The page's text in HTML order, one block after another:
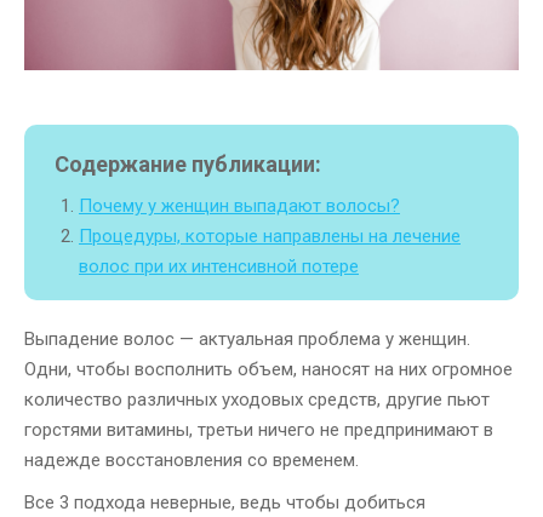
Содержание публикации:
Почему у женщин выпадают волосы?
Процедуры, которые направлены на лечение
волос при их интенсивной потере
Выпадение волос — актуальная проблема у женщин.
Одни, чтобы восполнить объем, наносят на них огромное
количество различных уходовых средств, другие пьют
горстями витамины, третьи ничего не предпринимают в
надежде восстановления со временем.
Все 3 подхода неверные, ведь чтобы добиться